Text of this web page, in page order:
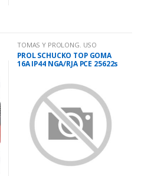
TOMAS Y PROLONG. USO
DOMESTICO
PROL SCHUCKO TOP GOMA
16A IP44 NGA/RJA PCE 25622s